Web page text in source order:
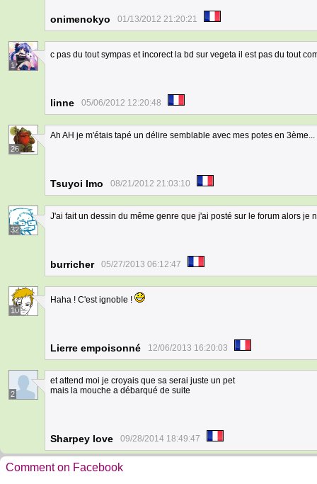
onimenokyo 01/13/2012 21:20:21
1
c pas du tout sympas et incorect la bd sur vegeta il est pas du tout
linne 05/06/2012 12:20:48
26
Ah AH je m'étais tapé un délire semblable avec mes potes en
Tsuyoi Imo 08/21/2012 21:03:10
32
J'ai fait un dessin du même genre que j'ai posté sur le forum alors je
burricher 05/27/2013 06:12:47
10
Haha ! C'est ignoble !
Lierre empoisonné 12/06/2013 16:20:03
2
et attend moi je croyais que sa serai juste un pet
mais la mouche a débarqué de suite
Sharpey love 09/28/2014 18:49:47
Comment on Facebook